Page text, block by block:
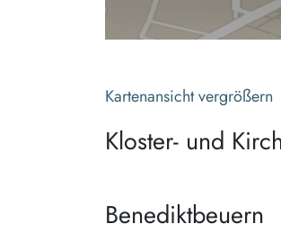
Kartenansicht vergrößern
Kloster- und
Benediktbeuern